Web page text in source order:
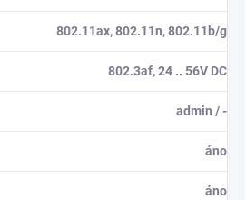
802.11ax, 802.11n, 802.11b/g
802.3af, 24 .. 56V DC
admin / -
áno
áno